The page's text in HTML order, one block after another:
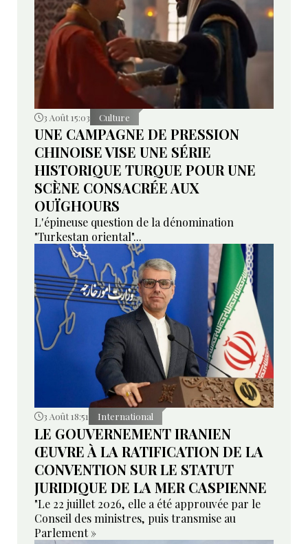
3 Août 15:03 Culture
UNE CAMPAGNE DE PRESSION
CHINOISE VISE UNE SÉRIE
HISTORIQUE TURQUE POUR UNE
SCÈNE CONSACRÉE AUX
OUÏGHOURS
L'épineuse question de la dénomination
"Turkestan oriental"...
3 Août 18:51 International
LE GOUVERNEMENT IRANIEN
ŒUVRE À LA RATIFICATION DE LA
CONVENTION SUR LE STATUT
JURIDIQUE DE LA MER CASPIENNE
"Le 22 juillet 2026, elle a été approuvée par le
Conseil des ministres, puis transmise au
Parlement »